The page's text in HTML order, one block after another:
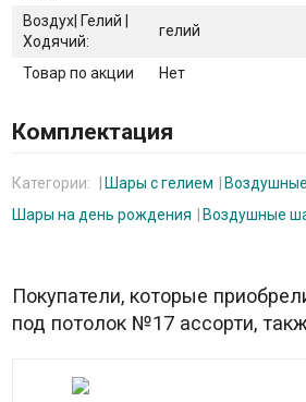
Воздух| Гелий |
Ходячий:
гелий
Товар по акции Нет
Комплектация
Категории: Шары с гелием
Шары на день рождения
Воздушные
Покупатели, которые
под потолок №17 ассорти,